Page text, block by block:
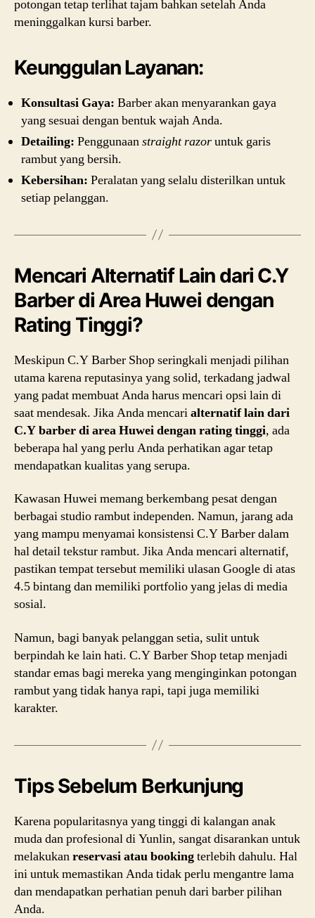
potongan tetap terlihat tajam bahkan setelah Anda
meninggalkan kursi barber.
Keunggulan Layanan:
Konsultasi Gaya: Barber akan menyarankan gaya
yang sesuai dengan bentuk wajah Anda.
Detailing: Penggunaanstraight razoruntuk garis
rambut yang bersih.
Kebersihan: Peralatan yang selalu disterilkan untuk
setiap pelanggan.
Mencari Alternatif Lain dari C.Y
Barber di Area Huwei dengan
Rating Tinggi?
Meskipun C.Y Barber Shop seringkali menjadi pilihan
utama karena reputasinya yang solid, terkadang jadwal
yang padat membuat Anda harus mencari opsi lain di
saat mendesak. Jika Anda mencarialternatif lain dari
C.Y barber di area Huwei dengan rating tinggi, ada
beberapa hal yang perlu Anda perhatikan agar tetap
mendapatkan kualitas yang serupa.
Kawasan Huwei memang berkembang pesat dengan
berbagai studio rambut independen. Namun, jarang ada
yang mampu menyamai konsistensi C.Y Barber dalam
hal detail tekstur rambut. Jika Anda mencari alternatif,
pastikan tempat tersebut memiliki ulasan Google di atas
4.5 bintang dan memiliki portfolio yang jelas di media
sosial.
Namun, bagi banyak pelanggan setia, sulit untuk
berpindah ke lain hati. C.Y Barber Shop tetap menjadi
standar emas bagi mereka yang menginginkan potongan
rambut yang tidak hanya rapi, tapi juga memiliki
karakter.
Tips Sebelum Berkunjung
Karena popularitasnya yang tinggi di kalangan anak
muda dan profesional di Yunlin, sangat disarankan untuk
melakukanreservasi atau bookingterlebih dahulu. Hal
ini untuk memastikan Anda tidak perlu mengantre lama
dan mendapatkan perhatian penuh dari barber pilihan
Anda.